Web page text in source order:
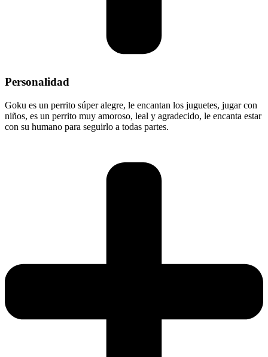
Personalidad
Goku es un perrito súper alegre, le encantan los juguetes, jugar con
niños, es un perrito muy amoroso, leal y agradecido, le encanta estar
con su humano para seguirlo a todas partes.